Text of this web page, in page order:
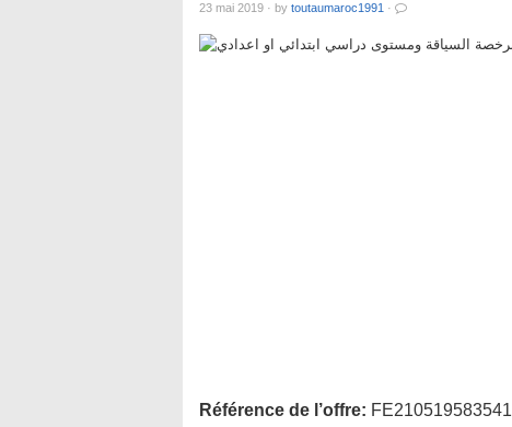
23 mai 2019 · by toutaumaroc1991 ·
Référence de l’offre: FE210519583541